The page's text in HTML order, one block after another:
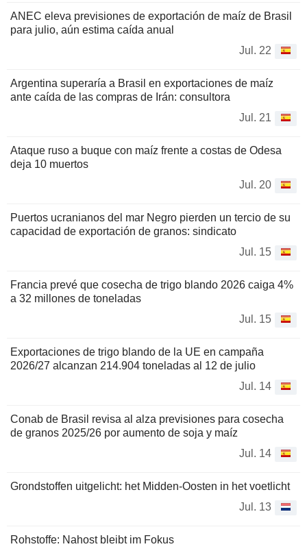
ANEC eleva previsiones de exportación de maíz de Brasil
para julio, aún estima caída anual
Jul. 22
Argentina superaría a Brasil en exportaciones de maíz
ante caída de las compras de Irán: consultora
Jul. 21
Ataque ruso a buque con maíz frente a costas de Odesa
deja 10 muertos
Jul. 20
Puertos ucranianos del mar Negro pierden un tercio de su
capacidad de exportación de granos: sindicato
Jul. 15
Francia prevé que cosecha de trigo blando 2026 caiga 4%
a 32 millones de toneladas
Jul. 15
Exportaciones de trigo blando de la UE en campaña
2026/27 alcanzan 214.904 toneladas al 12 de julio
Jul. 14
Conab de Brasil revisa al alza previsiones para cosecha
de granos 2025/26 por aumento de soja y maíz
Jul. 14
Grondstoffen uitgelicht: het Midden-Oosten in het voetlicht
Jul. 13
Rohstoffe: Nahost bleibt im Fokus